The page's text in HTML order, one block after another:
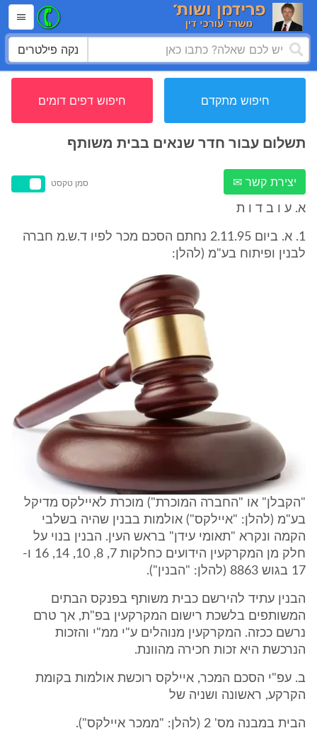
נקה פילטרים
חיפוש מתקדם חיפוש דפים דומים
תשלום עבור חדר שנאים בבית משותף
יצירת קשר ✉ סמן טקסט
א. ע ו ב ד ו ת
1. א. ביום 2.11.95 נחתם הסכם מכר לפיו ד.ש.מ חברה
לבנין ופיתוח בע"מ (להלן:
"הקבלן" או "החברה המוכרת") מוכרת לאיילקס מדיקל
בע"מ (להלן: "איילקס") אולמות בבנין שהיה בשלבי
הקמה ונקרא "תאומי עידן" בראש העין. הבנין בנוי על
חלק מן המקרקעין הידועים כחלקות 7, 8, 10, 14, 16 ו-
17 בגוש 8863 (להלן: "הבנין").
הבנין עתיד להירשם כבית משותף בפנקס הבתים
המשותפים בלשכת רישום המקרקעין בפ"ת, אך טרם
נרשם ככזה. המקרקעין מנוהלים ע"י ממ"י והזכות
הנרכשת היא זכות חכירה מהוונת.
ב. עפ"י הסכם המכר, איילקס רוכשת אולמות בקומת
הקרקע, ראשונה ושניה של
הבית במבנה מס' 2 (להלן: "ממכר איילקס").